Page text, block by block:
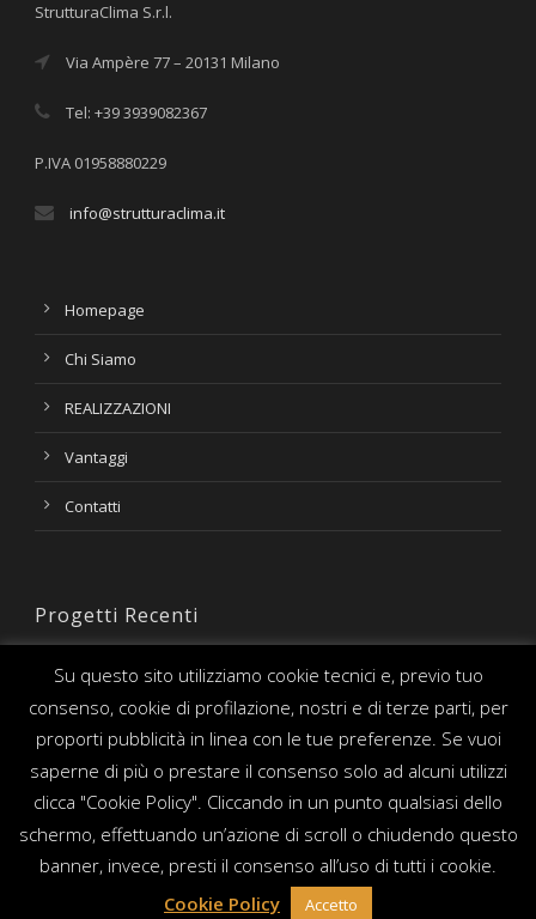
StrutturaClima S.r.l.
Via Ampère 77 – 20131 Milano
Tel: +39 3939082367
P.IVA 01958880229
info@strutturaclima.it
Homepage
Chi Siamo
REALIZZAZIONI
Vantaggi
Contatti
Progetti Recenti
Su questo sito utilizziamo cookie tecnici e, previo tuo
consenso, cookie di profilazione, nostri e di terze parti, per
proporti pubblicità in linea con le tue preferenze. Se vuoi
saperne di più o prestare il consenso solo ad alcuni utilizzi
clicca "Cookie Policy". Cliccando in un punto qualsiasi dello
schermo, effettuando un’azione di scroll o chiudendo questo
banner, invece, presti il consenso all’uso di tutti i cookie.
Cookie Policy
Accetto